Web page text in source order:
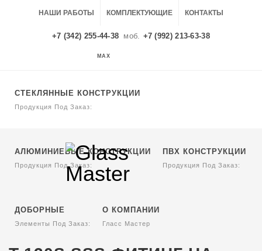
НАШИ РАБОТЫ КОМПЛЕКТУЮЩИЕ КОНТАКТЫ
+7 (342) 255-44-38 моб. +7 (992) 213-63-38
MAX
СТЕКЛЯННЫЕ КОНСТРУКЦИИ
Продукция Под Заказ:
АЛЮМИНИЕВЫЕ КОНСТРУКЦИИ
Продукция Под Заказ:
ПВХ КОНСТРУКЦИИ
Продукция Под Заказ:
ДОБОРНЫЕ
Элементы Под Заказ:
О КОМПАНИИ
Гласс Мастер